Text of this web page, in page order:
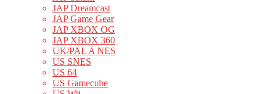
JAP Dreamcast
JAP Game Gear
JAP XBOX OG
JAP XBOX 360
UK/PAL A NES
US SNES
US 64
US Gamecube